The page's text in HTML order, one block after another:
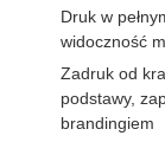
Druk w
widoczność
Zadruk od
podstawy,
brandingiem